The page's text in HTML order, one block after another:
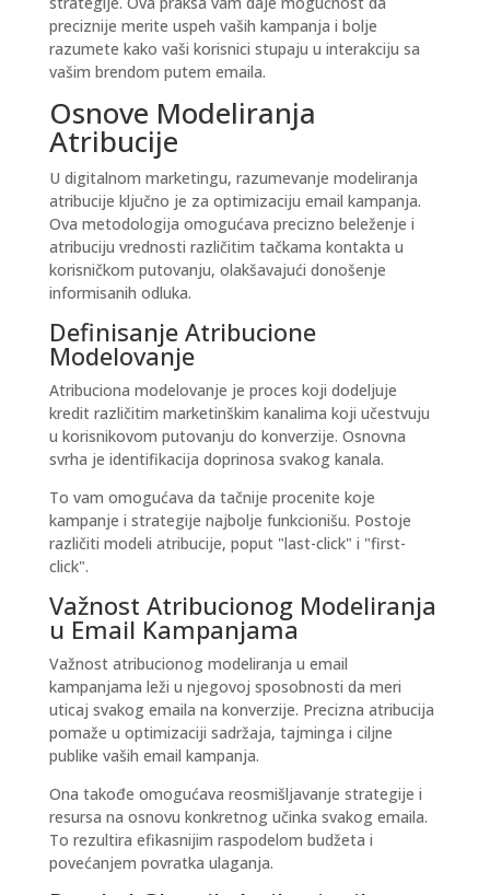
preciznije merite uspeh vaših kampanja i bolje
razumete kako vaši korisnici stupaju u interakciju sa
vašim brendom putem emaila.
Osnove Modeliranja
Atribucije
U digitalnom marketingu, razumevanje modeliranja
atribucije ključno je za optimizaciju email kampanja.
Ova metodologija omogućava precizno beleženje i
atribuciju vrednosti različitim tačkama kontakta u
korisničkom putovanju, olakšavajući donošenje
informisanih odluka.
Definisanje Atribucione
Modelovanje
Atribuciona modelovanje je proces koji dodeljuje
kredit različitim marketinškim kanalima koji učestvuju
u korisnikovom putovanju do konverzije. Osnovna
svrha je identifikacija doprinosa svakog kanala.
To vam omogućava da tačnije procenite koje
kampanje i strategije najbolje funkcionišu. Postoje
različiti modeli atribucije, poput "last-click" i "first-
click".
Važnost Atribucionog Modeliranja
u Email Kampanjama
Važnost atribucionog modeliranja u email
kampanjama leži u njegovoj sposobnosti da meri
uticaj svakog emaila na konverzije. Precizna atribucija
pomaže u optimizaciji sadržaja, tajminga i ciljne
publike vaših email kampanja.
Ona takođe omogućava reosmišljavanje strategije i
resursa na osnovu konkretnog učinka svakog emaila.
To rezultira efikasnijim raspodelom budžeta i
povećanjem povratka ulaganja.